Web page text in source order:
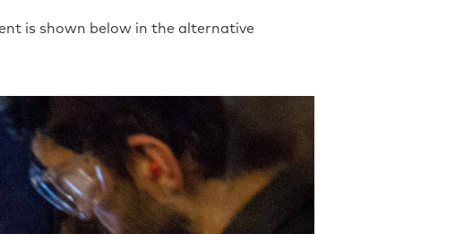
is shown below in the alternative